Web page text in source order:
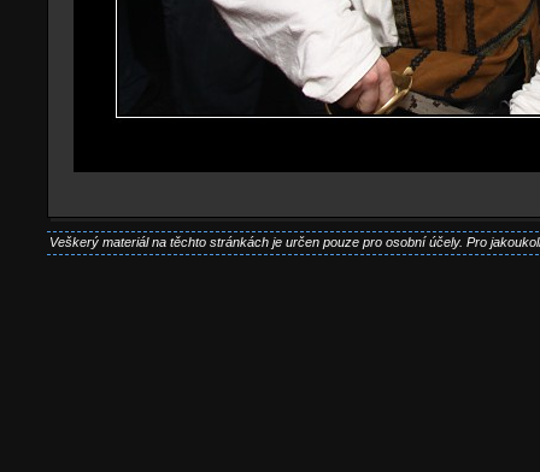
Veškerý materiál na těchto stránkách je určen pouze pro osobní účely. Pro